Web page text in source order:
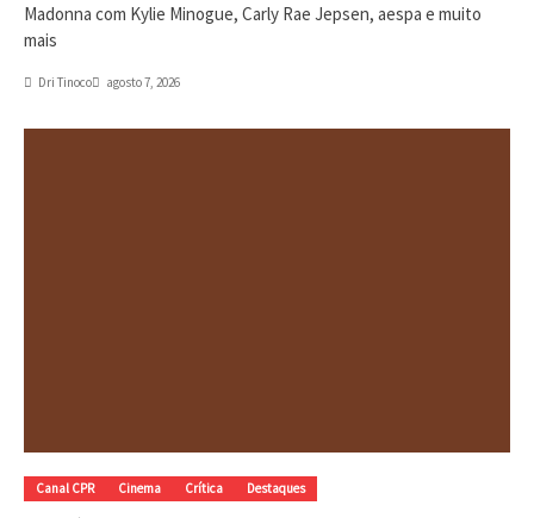
Madonna com Kylie Minogue, Carly Rae Jepsen, aespa e muito
mais
Dri Tinoco agosto 7, 2026
Canal CPR Cinema Crítica Destaques